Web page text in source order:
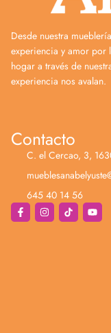
Desde nuestra
experiencia y amor por
hogar a través de
experiencia nos avalan.
Contacto
C. el Cercao, 3,
645 40 14 56